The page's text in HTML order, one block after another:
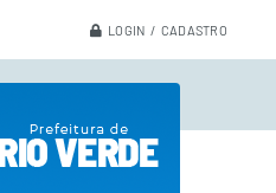
LOGIN / CADASTRO